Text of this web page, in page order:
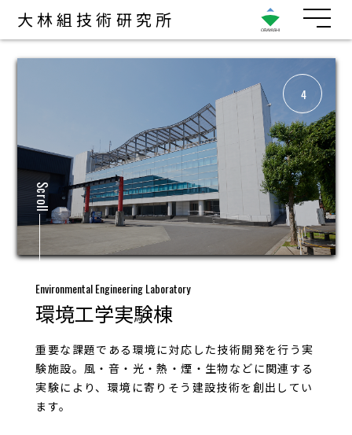
大林組技術研究所
Scroll
4
Environmental Engineering Laboratory
環境工学実験棟
重要な課題である環境に対応した技術開発を行う実
験施設。風・音・光・熱・煙・生物などに関連する
実験により、環境に寄りそう建設技術を創出してい
ます。